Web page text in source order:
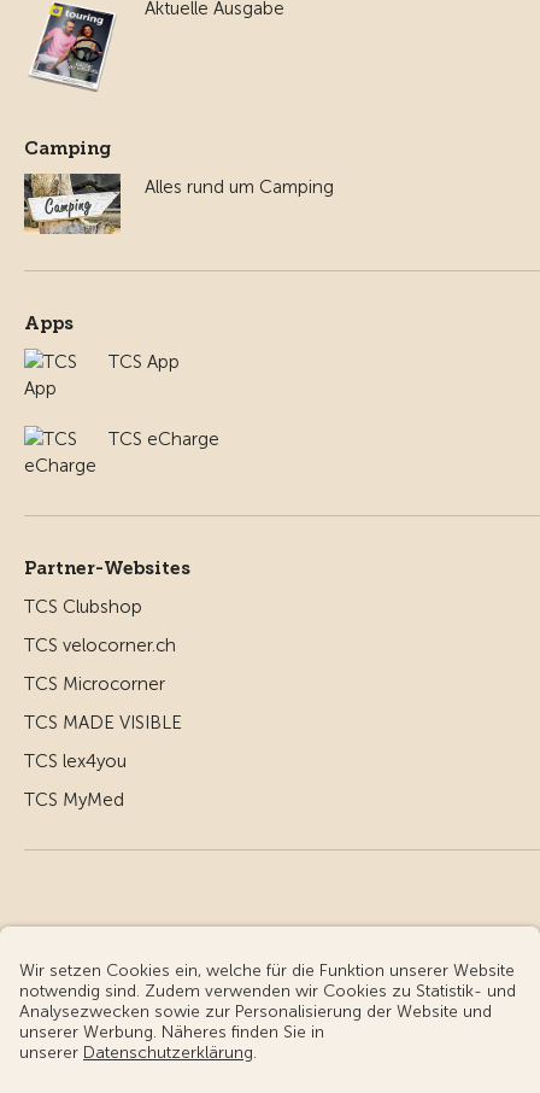
Aktuelle Ausgabe
Camping
Alles rund um Camping
Apps
TCS App
TCS eCharge
Partner-Websites
TCS Clubshop
TCS velocorner.ch
TCS Microcorner
TCS MADE VISIBLE
TCS lex4you
TCS MyMed
© Touring Club Schweiz